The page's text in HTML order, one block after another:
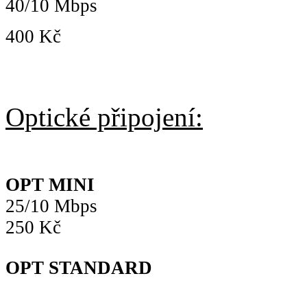
40/10 Mbps
400 Kč
Optické připojení:
OPT MINI
25/10 Mbps
250 Kč
OPT STANDARD